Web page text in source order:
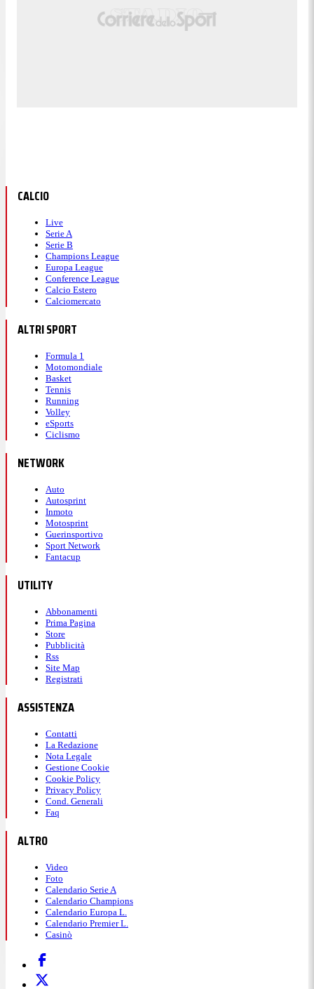
CALCIO
Live
Serie A
Serie B
Champions League
Europa League
Conference League
Calcio Estero
Calciomercato
ALTRI SPORT
Formula 1
Motomondiale
Basket
Tennis
Running
Volley
eSports
Ciclismo
NETWORK
Auto
Autosprint
Inmoto
Motosprint
Guerinsportivo
Sport Network
Fantacup
UTILITY
Abbonamenti
Prima Pagina
Store
Pubblicità
Rss
Site Map
Registrati
ASSISTENZA
Contatti
La Redazione
Nota Legale
Gestione Cookie
Cookie Policy
Privacy Policy
Cond. Generali
Faq
ALTRO
Video
Foto
Calendario Serie A
Calendario Champions
Calendario Europa L.
Calendario Premier L.
Casinò